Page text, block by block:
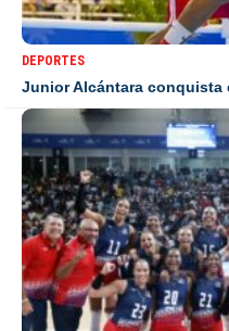
DEPORTES
Junior Alcántara conquista